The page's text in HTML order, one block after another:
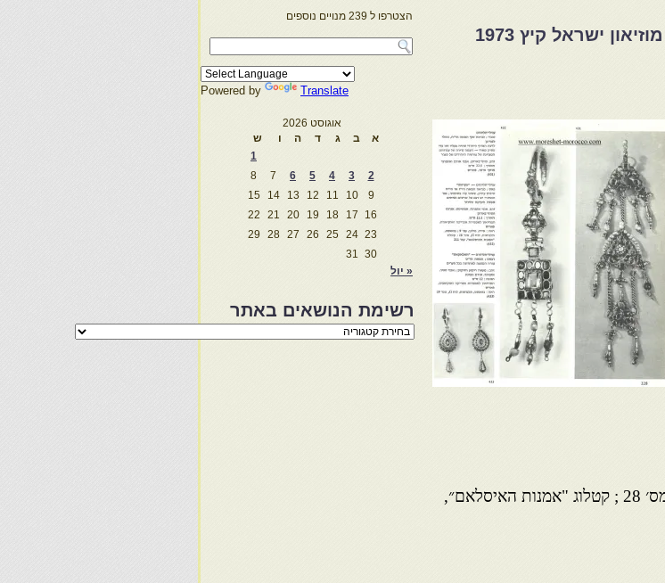
ישראל קיץ 1973
ראה : אידל, מילון, עמ׳ 9 ; בזאנסנו, תלבושות, לוח מס׳ 28 ; קטלוג "אמנות האיסלאם״,
הצטרפו ל 239 מנויים נוספים
Powered by Translate
אוגוסט 2026
א
ב ג ד ה ו
ש
1
2
3
4
5
6
7
8
9
10
11
12
13
14
15
16
17
18
19
20
21
22
23
24
25
26
27
28
29
30
31
« יול
רשימת הנושאים באתר
רשימת
הנושאים